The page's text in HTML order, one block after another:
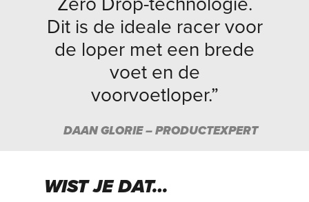
Dit is de ideale racer voor
de loper met een brede
voet en de
voorvoetloper.”
DAAN GLORIE – PRODUCTEXPERT
WIST JE DAT…